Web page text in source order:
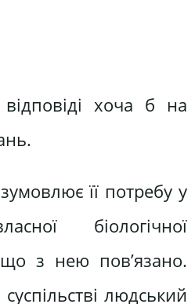
хоча б на
її потребу у
біологічної
з нею пов’язано.
людський